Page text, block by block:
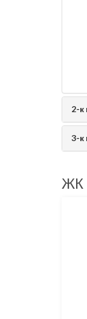
2-к
3-к
ЖК